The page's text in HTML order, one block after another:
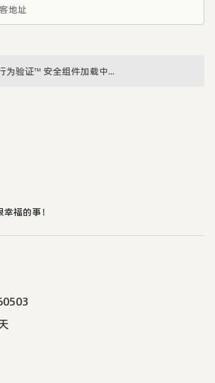
为验证™ 安全组件加载中...
福的事！